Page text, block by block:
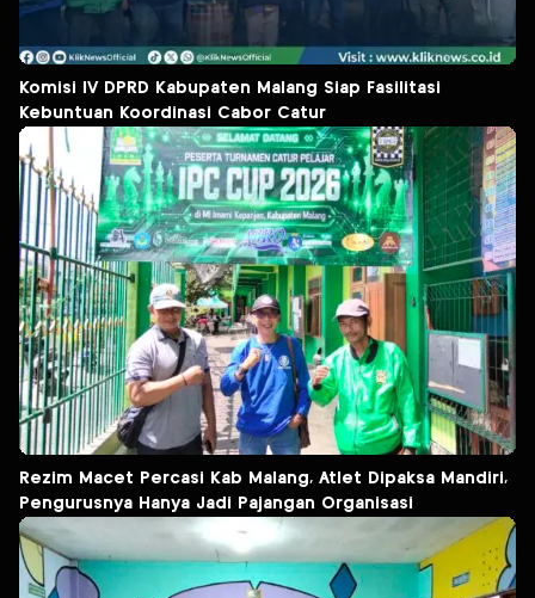
Komisi IV DPRD Kabupaten Malang Siap Fasilitasi
Kebuntuan Koordinasi Cabor Catur
Rezim Macet Percasi Kab Malang, Atlet Dipaksa Mandiri,
Pengurusnya Hanya Jadi Pajangan Organisasi